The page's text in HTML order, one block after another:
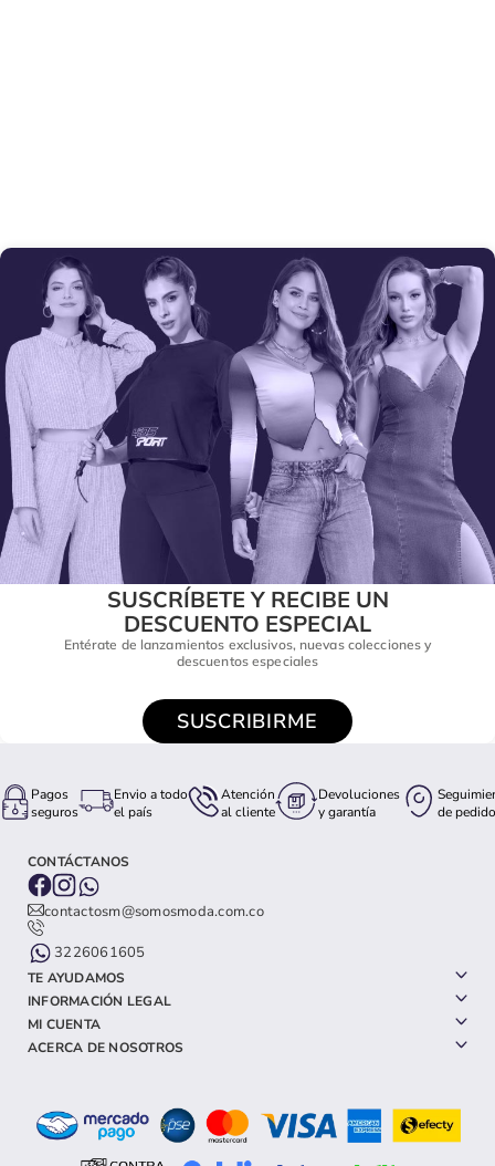
SUSCRÍBETE Y RECIBE UN
DESCUENTO ESPECIAL
Entérate de lanzamientos exclusivos, nuevas colecciones y
descuentos especiales
SUSCRIBIRME
Pagos
seguros
Envio a todo
el país
Atención
al cliente
Devoluciones
y garantía
de pedido
CONTÁCTANOS
contactosm@somosmoda.com.co
3226061605
TE AYUDAMOS
INFORMACIÓN LEGAL
MI CUENTA
ACERCA DE NOSOTROS